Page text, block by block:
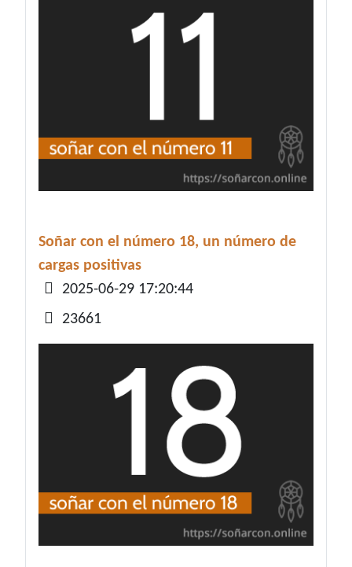
Soñar con el número 18, un número de
cargas positivas
Detalles
2025-06-29 17:20:44
23661